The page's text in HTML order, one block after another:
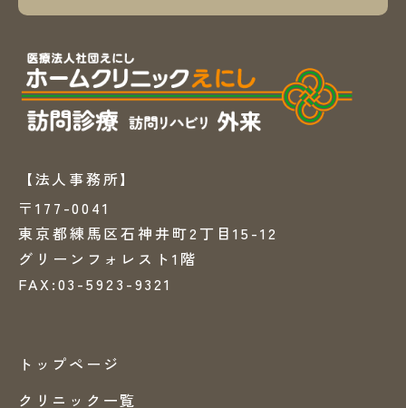
【法人事務所】
〒177-0041
東京都練馬区石神井町2丁目15-12
グリーンフォレスト1階
FAX:03-5923-9321
トップページ
クリニック一覧